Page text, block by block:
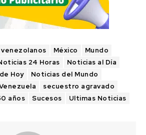
venezolanos México
Mundo
24 Horas
Noticias al Día
Hoy
Noticias del Mundo
secuestro agravado
años
Sucesos Ultimas Noticias